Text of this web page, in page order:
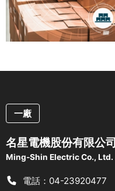
一廠
名星電機股份有限公司
Ming-Shin Electric Co., Ltd.
電話：04-23920477